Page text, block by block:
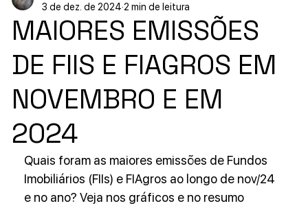
MAIORES EMISSÕES
DE FIIS E FIAGROS EM
NOVEMBRO E EM
2024
3 de dez. de 2024 2 min de leitura
Quais foram as maiores emissões de Fundos
Imobiliários (FIIs) e FIAgros ao longo de nov/24
e no ano? Veja nos gráficos e no resumo